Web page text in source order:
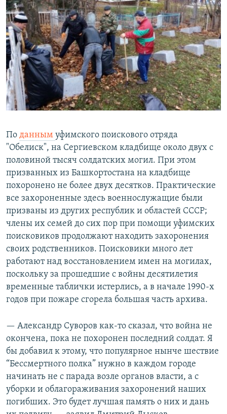
По данным уфимского поискового отряда
"Обелиск", на Сергиевском кладбище около двух с
половиной тысяч солдатских могил. При этом
призванных из Башкортостана на кладбище
похоронено не более двух десятков. Практические
все захороненные здесь военнослужащие были
призваны из других республик и областей СССР;
члены их семей до сих пор при помощи уфимских
поисковиков продолжают находить захоронения
своих родственников. Поисковики много лет
работают над восстановлением имен на могилах,
поскольку за прошедшие с войны десятилетия
временные таблички истерлись, а в начале 1990-х
годов при пожаре сгорела большая часть архива.
— Александр Суворов как-то сказал, что война не
окончена, пока не похоронен последний солдат. Я
бы добавил к этому, что популярное нынче шествие
“Бессмертного полка” нужно в каждом городе
начинать не с парада возле органов власти, а с
уборки и облагораживания захоронений наших
погибших. Это будет лучшая память о них и дань